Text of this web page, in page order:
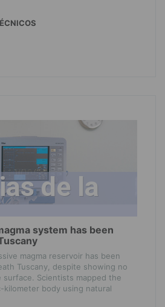
de la
system has been
magma reservoir has been
Tuscany, despite showing no
surface. Scientists mapped the
body using natural